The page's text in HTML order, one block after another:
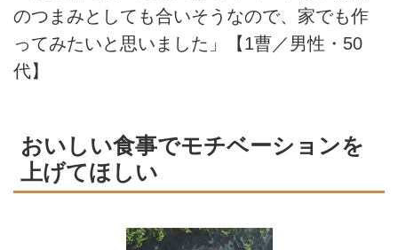
のつまみとしても合いそうなので、家でも作
ってみたいと思いました」【1曹／男性・50
代】
おいしい食事でモチベーションを
上げてほしい